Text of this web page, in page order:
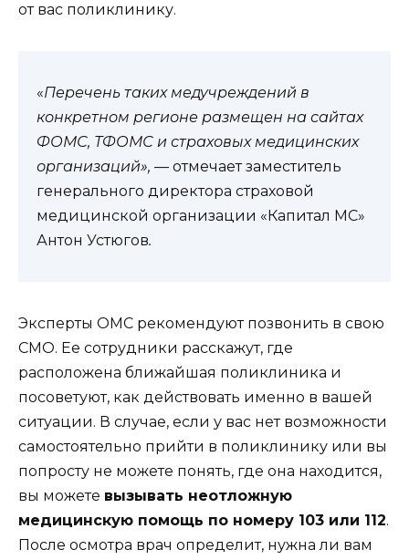
от вас поликлинику.
«Перечень таких медучреждений в
конкретном регионе размещен на сайтах
ФОМС, ТФОМС и страховых медицинских
организаций», — отмечает заместитель
генерального директора страховой
медицинской организации «Капитал МС»
Антон Устюгов.
Эксперты ОМС рекомендуют позвонить в свою
СМО. Ее сотрудники расскажут, где
расположена ближайшая поликлиника и
посоветуют, как действовать именно в вашей
ситуации. В случае, если у вас нет возможности
самостоятельно прийти в поликлинику или вы
попросту не можете понять, где она находится,
вы можете вызывать неотложную
медицинскую помощь по номеру 103 или 112.
После осмотра врач определит, нужна ли вам